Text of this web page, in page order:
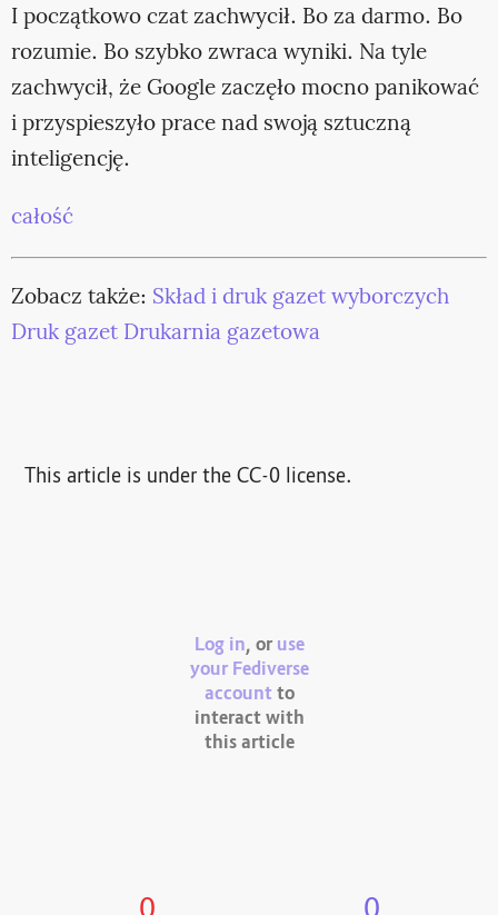
I początkowo czat zachwycił. Bo za darmo. Bo
rozumie. Bo szybko zwraca wyniki. Na tyle
zachwycił, że Google zaczęło mocno panikować
i przyspieszyło prace nad swoją sztuczną
inteligencję.
całość
Zobacz także: Skład i druk gazet wyborczych
Druk gazet Drukarnia gazetowa
This article is under the CC-0 license.
Log in, or use
your Fediverse
account to
interact with
this article